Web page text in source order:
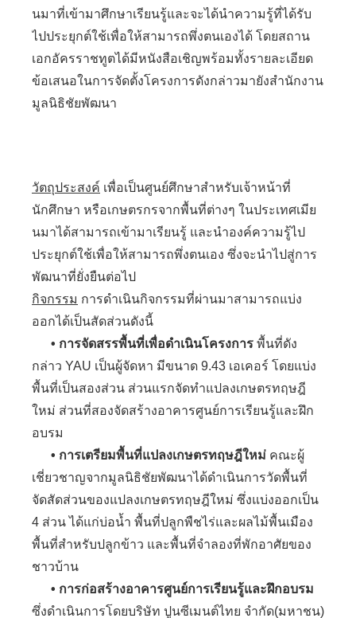
นมาที่เข้ามาศึกษาเรียนรู้และจะได้นำความรู้ที่ได้รับ
ไปประยุกต์ใช้เพื่อให้สามารถพึ่งตนเองได้ โดยสถาน
เอกอัครราชทูตได้มีหนังสือเชิญพร้อมทั้งรายละเอียด
ข้อเสนอในการจัดตั้งโครงการดังกล่าวมายังสำนักงาน
มูลนิธิชัยพัฒนา
วัตถุประสงค์ เพื่อเป็นศูนย์ศึกษาสำหรับเจ้าหน้าที่
นักศึกษา หรือเกษตรกรจากพื้นที่ต่างๆ ในประเทศเมีย
นมาได้สามารถเข้ามาเรียนรู้ และนำองค์ความรู้ไป
ประยุกต์ใช้เพื่อให้สามารถพึ่งตนเอง ซึ่งจะนำไปสู่การ
พัฒนาที่ยั่งยืนต่อไป
กิจกรรม การดำเนินกิจกรรมที่ผ่านมาสามารถแบ่ง
ออกได้เป็นสัดส่วนดังนี้
• การจัดสรรพื้นที่เพื่อดำเนินโครงการ พื้นที่ดัง
กล่าว YAU เป็นผู้จัดหา มีขนาด 9.43 เอเคอร์ โดยแบ่ง
พื้นที่เป็นสองส่วน ส่วนแรกจัดทำแปลงเกษตรทฤษฎี
ใหม่ ส่วนที่สองจัดสร้างอาคารศูนย์การเรียนรู้และฝึก
อบรม
• การเตรียมพื้นที่แปลงเกษตรทฤษฎีใหม่ คณะผู้
เชี่ยวชาญจากมูลนิธิชัยพัฒนาได้ดำเนินการวัดพื้นที่
จัดสัดส่วนของแปลงเกษตรทฤษฎีใหม่ ซึ่งแบ่งออกเป็น
4 ส่วน ได้แก่บ่อน้ำ พื้นที่ปลูกพืชไร่และผลไม้พื้นเมือง
พื้นที่สำหรับปลูกข้าว และพื้นที่จำลองที่พักอาศัยของ
ชาวบ้าน
• การก่อสร้างอาคารศูนย์การเรียนรู้และฝึกอบรม
ซึ่งดำเนินการโดยบริษัท ปูนซีเมนต์ไทย จำกัด(มหาชน)